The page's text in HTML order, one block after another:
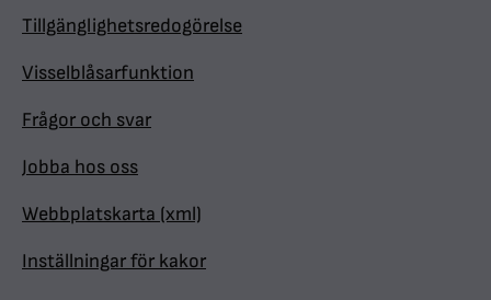
Tillgänglighetsredogörelse
Visselblåsarfunktion
Frågor och svar
Jobba hos oss
Webbplatskarta (xml)
Inställningar för kakor